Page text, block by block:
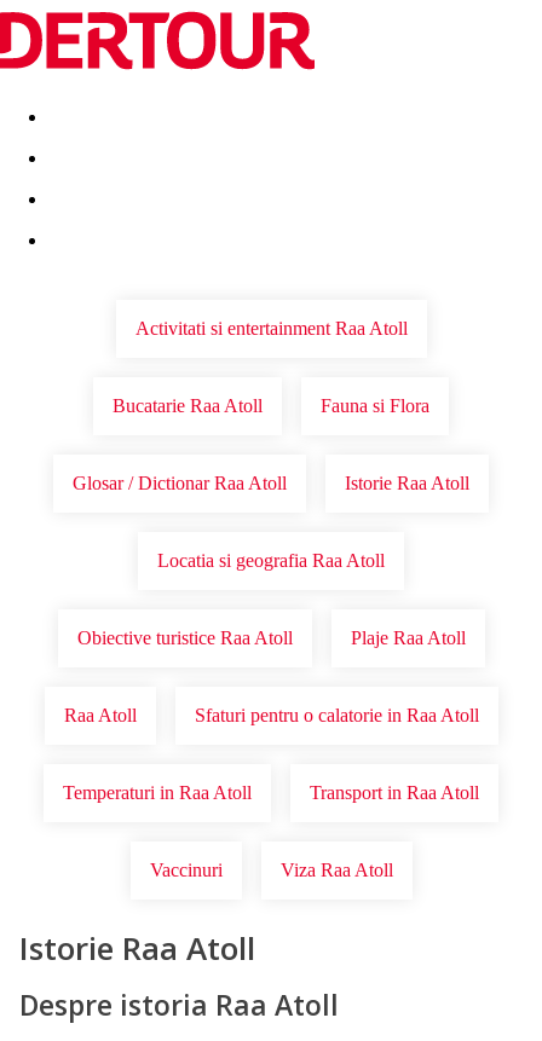
Destinatii Vacanta perfecta OFERTE DE NERATAT
Activitati si entertainment Raa Atoll
Bucatarie Raa Atoll Fauna si Flora
Glosar / Dictionar Raa Atoll Istorie Raa Atoll
Locatia si geografia Raa Atoll
Obiective turistice Raa Atoll Plaje Raa Atoll
Raa Atoll Sfaturi pentru o calatorie in Raa Atoll
Temperaturi in Raa Atoll Transport in Raa Atoll
Vaccinuri Viza Raa Atoll
Istorie Raa Atoll
Despre istoria Raa Atoll